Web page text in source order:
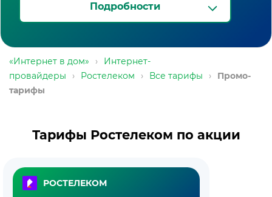
Подробности
«Интернет в дом» ›
Интернет-
провайдеры
› Ростелеком › Все тарифы ›
Промо-
тарифы
Тарифы Ростелеком по акции
РОСТЕЛЕКОМ